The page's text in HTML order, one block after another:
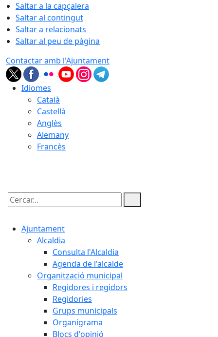
Saltar a la capçalera
Saltar al contingut
Saltar a relacionats
Saltar al peu de pàgina
Contactar amb l'Ajuntament
Idiomes
Català
Castellà
Anglès
Alemany
Francès
Cercar:
Ajuntament
Alcaldia
Consulta l'Alcaldia
Agenda de l'alcalde
Organització municipal
Regidores i regidors
Regidories
Grups municipals
Organigrama
Blocs d'opinió